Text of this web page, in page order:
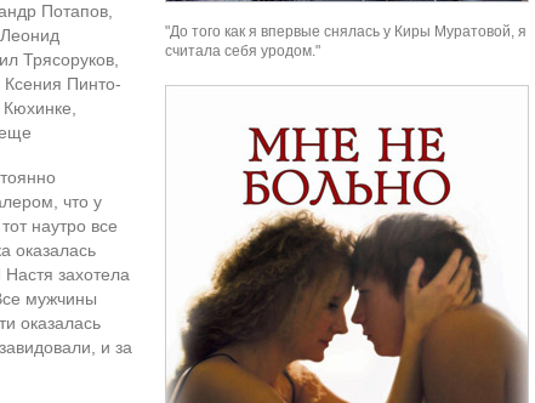
Потапов,
Трясоруков,
Пинто-
что у
наутро все
оказалась
захотела
мужчины
оказалась
и за
"До того как я впервые снялась у Киры Муратовой, я
считала себя уродом."